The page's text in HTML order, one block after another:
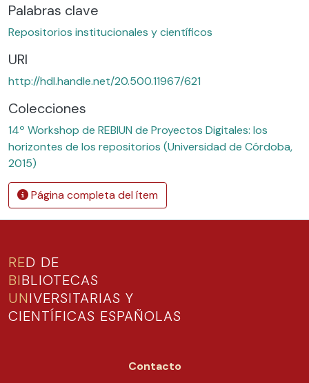
Palabras clave
Repositorios institucionales y científicos
URI
http://hdl.handle.net/20.500.11967/621
Colecciones
14º Workshop de REBIUN de Proyectos Digitales: los
horizontes de los repositorios (Universidad de Córdoba,
2015)
Página completa del ítem
RED DE
BIBLIOTECAS
UNIVERSITARIAS Y
CIENTÍFICAS ESPAÑOLAS
Contacto